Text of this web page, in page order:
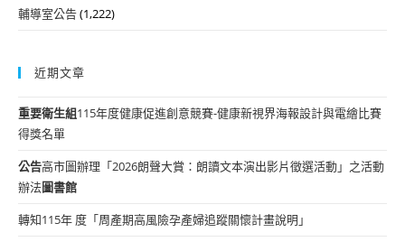
輔導室公告(1,222)
近期文章
重要衛生組115年度健康促進創意競賽-健康新視界海報設計與電繪比賽
得獎名單
公告高市圖辦理「2026朗聲大賞：朗讀文本演出影片徵選活動」之活動
辦法圖書館
轉知115年 度「周產期高風險孕產婦追蹤關懷計畫說明」